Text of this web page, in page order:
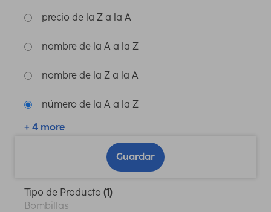
precio de la Z a la A
nombre de la A a la Z
nombre de la Z a la A
número de la A a la Z
+ 4 more
Guardar
Tipo de Producto (1)
Bombillas